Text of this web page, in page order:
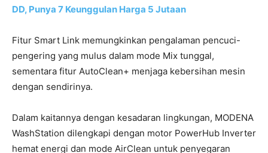
DD, Punya 7 Keunggulan Harga 5 Jutaan
Fitur Smart Link memungkinkan pengalaman pencuci-
pengering yang mulus dalam mode Mix tunggal,
sementara fitur AutoClean+ menjaga kebersihan mesin
dengan sendirinya.
Dalam kaitannya dengan kesadaran lingkungan, MODENA
WashStation dilengkapi dengan motor PowerHub Inverter
hemat energi dan mode AirClean untuk penyegaran